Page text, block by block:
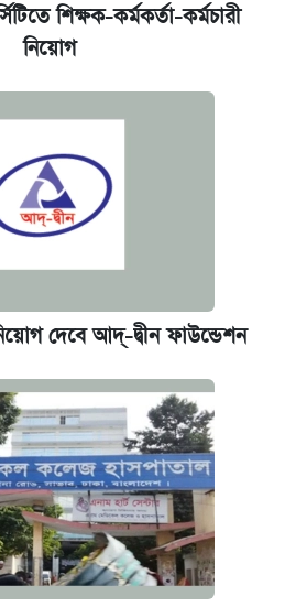
শিক্ষক-কর্মকর্তা-কর্মচারী
নিয়োগ
দেবে আদ্-দ্বীন ফাউন্ডেশন